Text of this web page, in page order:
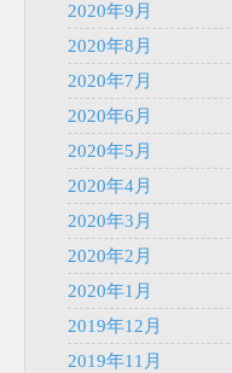
2020年9月
2020年8月
2020年7月
2020年6月
2020年5月
2020年4月
2020年3月
2020年2月
2020年1月
2019年12月
2019年11月